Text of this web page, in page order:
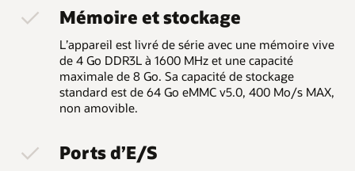
Mémoire et stockage
L’appareil est livré de série avec une mémoire vive
de 4 Go DDR3L à 1600 MHz et une capacité
maximale de 8 Go. Sa capacité de stockage
standard est de 64 Go eMMC v5.0, 400 Mo/s MAX,
non amovible.
Ports d’E/S